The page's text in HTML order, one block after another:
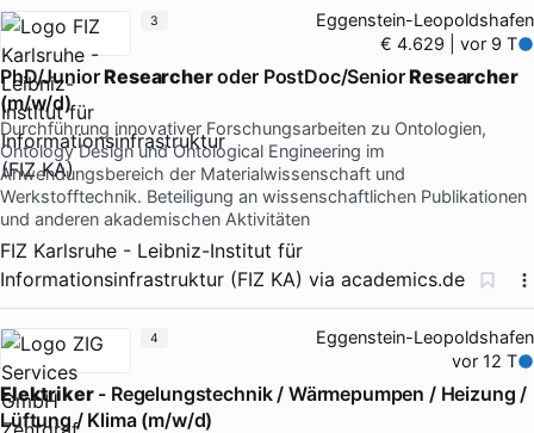
Eggenstein-Leopoldshafen
€ 4.629 | vor 9 T
PhD/JuniorResearcheroder PostDoc/SeniorResearcher
(m/w/d)
Durchführung innovativer Forschungsarbeiten zu Ontologien,
Ontology Design und Ontological Engineering im
Anwendungsbereich der Materialwissenschaft und
Werkstofftechnik. Beteiligung an wissenschaftlichen Publikationen
und anderen akademischen Aktivitäten
FIZ Karlsruhe - Leibniz-Institut für
Informationsinfrastruktur (FIZ KA) via academics.de
3
Eggenstein-Leopoldshafen
vor 12 T
Elektriker- Regelungstechnik / Wärmepumpen / Heizung /
Lüftung / Klima (m/w/d)
4